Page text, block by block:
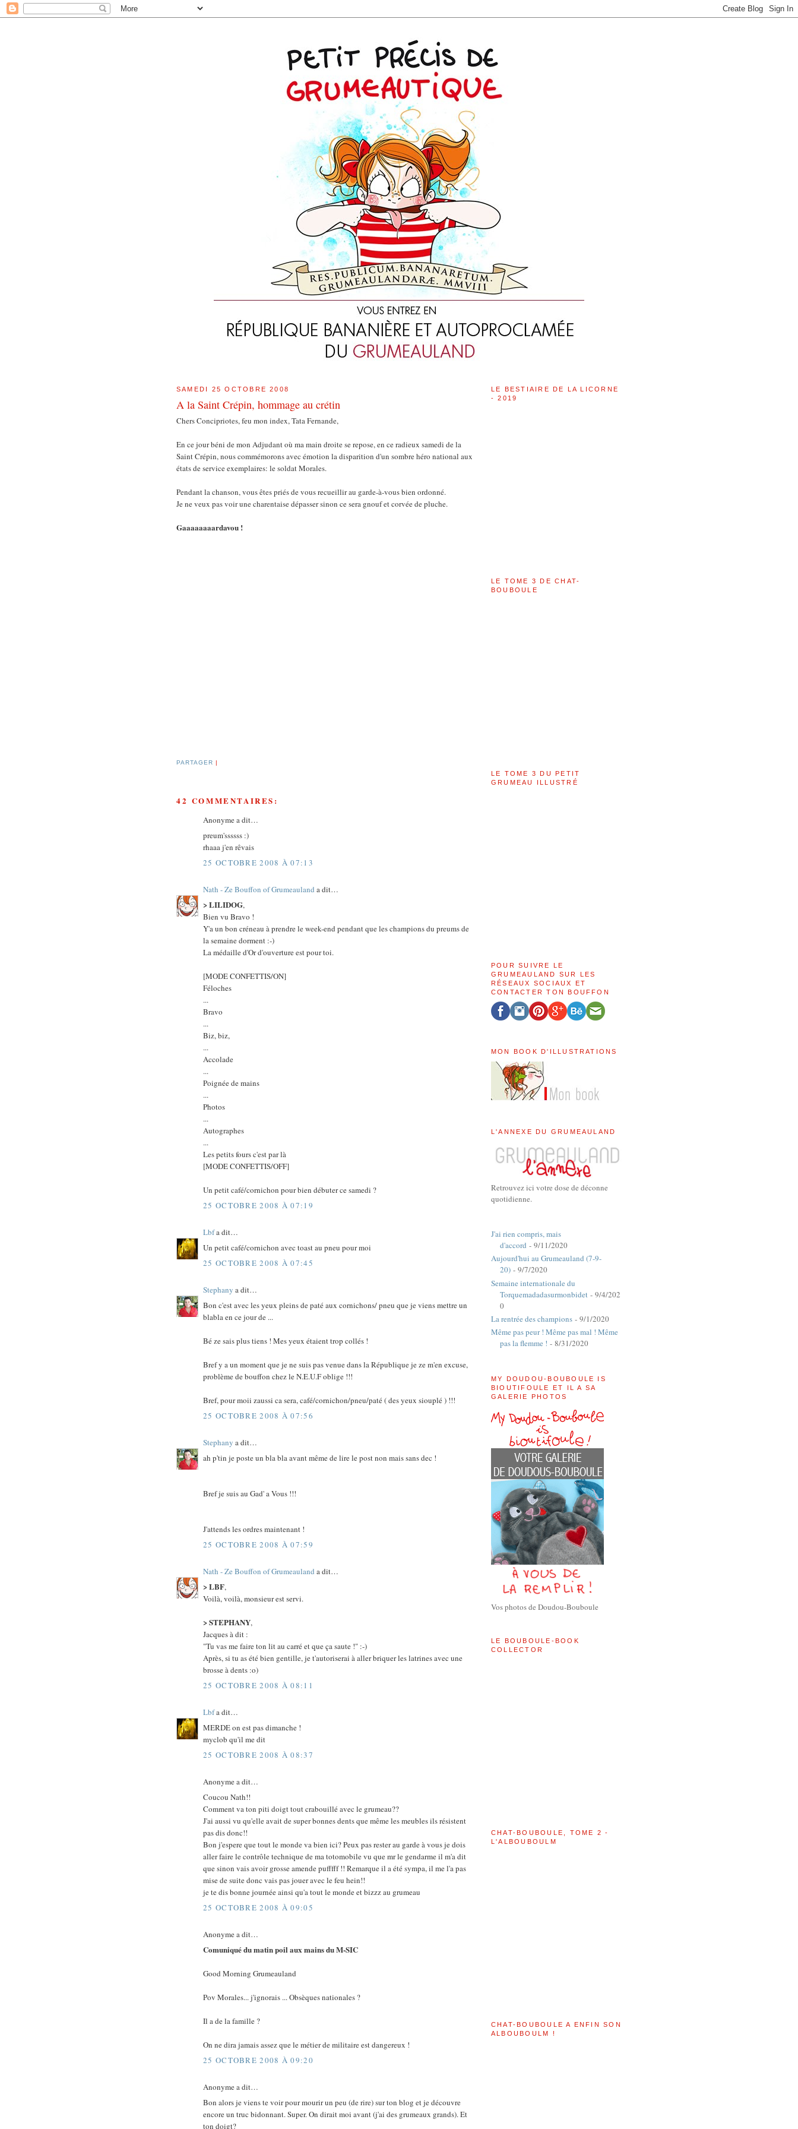
SAMEDI 25 OCTOBRE 2008
A la Saint Crépin, hommage au crétin
Chers Concipriotes, feu mon index, Tata Fernande,
En ce jour béni de mon Adjudant où ma main droite se repose, en ce radieux samedi de la
Saint Crépin, nous commémorons avec émotion la disparition d'un sombre héro national aux
états de service exemplaires: le soldat Morales.
Pendant la chanson, vous êtes priés de vous recueillir au garde-à-vous bien ordonné.
Je ne veux pas voir une charentaise dépasser sinon ce sera gnouf et corvée de pluche.
Gaaaaaaaardavou !
PARTAGER |
42 COMMENTAIRES:
Anonyme a dit…
preum'ssssss :)
rhaaa j'en rêvais
25 OCTOBRE 2008 À 07:13
Nath - Ze Bouffon of Grumeauland a dit…
> LILIDOG,
Bien vu Bravo !
Y'a un bon créneau à prendre le week-end pendant que les champions du preums de
la semaine dorment :-)
La médaille d'Or d'ouverture est pour toi.
[MODE CONFETTIS/ON]
Féloches
...
Bravo
...
Biz, biz,
...
Accolade
...
Poignée de mains
...
Photos
...
Autographes
...
Les petits fours c'est par là
[MODE CONFETTIS/OFF]
Un petit café/cornichon pour bien débuter ce samedi ?
25 OCTOBRE 2008 À 07:19
Lbfa dit…
Un petit café/cornichon avec toast au pneu pour moi
25 OCTOBRE 2008 À 07:45
Stephany a dit…
Bon c'est avec les yeux pleins de paté aux cornichons/ pneu que je viens mettre un
blabla en ce jour de ...
Bé ze sais plus tiens ! Mes yeux étaient trop collés !
Bref y a un moment que je ne suis pas venue dans la République je ze m'en excuse,
problème de bouffon chez le N.E.U.F oblige !!!
Bref, pour moii zaussi ca sera, café/cornichon/pneu/paté ( des yeux siouplé ) !!!
25 OCTOBRE 2008 À 07:56
Stephany a dit…
ah p'tin je poste un bla bla avant même de lire le post non mais sans dec !
Bref je suis au Gad' a Vous !!!
J'attends les ordres maintenant !
25 OCTOBRE 2008 À 07:59
Nath - Ze Bouffon of Grumeauland a dit…
> LBF,
Voilà, voilà, monsieur est servi.
> STEPHANY,
Jacques à dit :
"Tu vas me faire ton lit au carré et que ça saute !" :-)
Après, si tu as été bien gentille, je t'autoriserai à aller briquer les latrines avec une
brosse à dents :o)
25 OCTOBRE 2008 À 08:11
Lbfa dit…
MERDE on est pas dimanche !
myclob qu'il me dit
25 OCTOBRE 2008 À 08:37
Anonyme a dit…
Coucou Nath!!
Comment va ton piti doigt tout crabouillé avec le grumeau??
J'ai aussi vu qu'elle avait de super bonnes dents que même les meubles ils résistent
pas dis donc!!
Bon j'espere que tout le monde va bien ici? Peux pas rester au garde à vous je dois
aller faire le contrôle technique de ma totomobile vu que mr le gendarme il m'a dit
que sinon vais avoir grosse amende pufffff !! Remarque il a été sympa, il me l'a pas
mise de suite donc vais pas jouer avec le feu hein!!
je te dis bonne journée ainsi qu'a tout le monde et bizzz au grumeau
25 OCTOBRE 2008 À 09:05
Anonyme a dit…
Comuniqué du matin poil aux mains du M-SIC
Good Morning Grumeauland
Pov Morales... j'ignorais ... Obsèques nationales ?
Il a de la famille ?
On ne dira jamais assez que le métier de militaire est dangereux !
25 OCTOBRE 2008 À 09:20
Anonyme a dit…
Bon alors je viens te voir pour mourir un peu (de rire) sur ton blog et je découvre
encore un truc bidonnant. Super. On dirait moi avant (j'ai des grumeaux grands). Et
ton doigt?
LE BESTIAIRE DE LA LICORNE
- 2019
LE TOME 3 DE CHAT-
BOUBOULE
LE TOME 3 DU PETIT
GRUMEAU ILLUSTRÉ
POUR SUIVRE LE
GRUMEAULAND SUR LES
RÉSEAUX SOCIAUX ET
CONTACTER TON BOUFFON
MON BOOK D'ILLUSTRATIONS
L'ANNEXE DU GRUMEAULAND
Retrouvez ici votre dose de déconne
quotidienne.
J'ai rien compris, mais
d'accord - 9/11/2020
Aujourd'hui au Grumeauland (7-9-
20) - 9/7/2020
Semaine internationale du
Torquemadadasurmonbidet - 9/4/202
0
La rentrée des champions - 9/1/2020
Même pas peur ! Même pas mal ! Même
pas la flemme ! - 8/31/2020
MY DOUDOU-BOUBOULE IS
BIOUTIFOULE ET IL A SA
GALERIE PHOTOS
Vos photos de Doudou-Bouboule
LE BOUBOULE-BOOK
COLLECTOR
CHAT-BOUBOULE, TOME 2 -
L'ALBOUBOULM
CHAT-BOUBOULE A ENFIN SON
ALBOUBOULM !